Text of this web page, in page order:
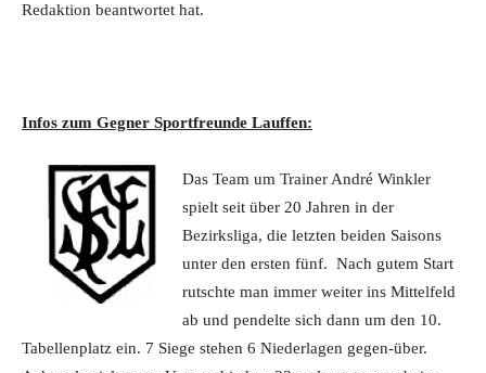
Redaktion beantwortet hat.
Infos zum Gegner Sportfreunde Lauffen:
Das Team um Trainer André Winkler
spielt seit über 20 Jahren in der
Bezirksliga, die letzten beiden Saisons
unter den ersten fünf. Nach gutem Start
rutschte man immer weiter ins Mittelfeld
ab und pendelte sich dann um den 10.
Tabellenplatz ein. 7 Siege stehen 6 Niederlagen gegen-über.